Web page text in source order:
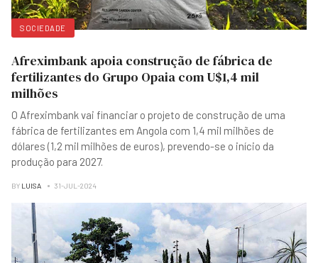
SOCIEDADE
Afreximbank apoia construção de fábrica de
fertilizantes do Grupo Opaia com U$1,4 mil
milhões
O Afreximbank vai financiar o projeto de construção de uma
fábrica de fertilizantes em Angola com 1,4 mil milhões de
dólares (1,2 mil milhões de euros), prevendo-se o início da
produção para 2027.
BY LUISA 31-JUL-2024